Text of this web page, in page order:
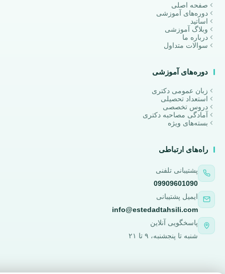
صفحه اصلی
دوره‌های آموزشی
اساتید
وبلاگ آموزشی
درباره ما
سوالات متداول
دوره‌های آموزشی
زبان عمومی دکتری
استعداد تحصیلی
دروس تخصصی
آمادگی مصاحبه دکتری
بسته‌های ویژه
راه‌های ارتباطی
پشتیبانی تلفنی
09909601090
ایمیل پشتیبانی
info@estedadtahsili.com
پاسخگویی آنلاین
شنبه تا پنجشنبه، ۹ تا ۲۱